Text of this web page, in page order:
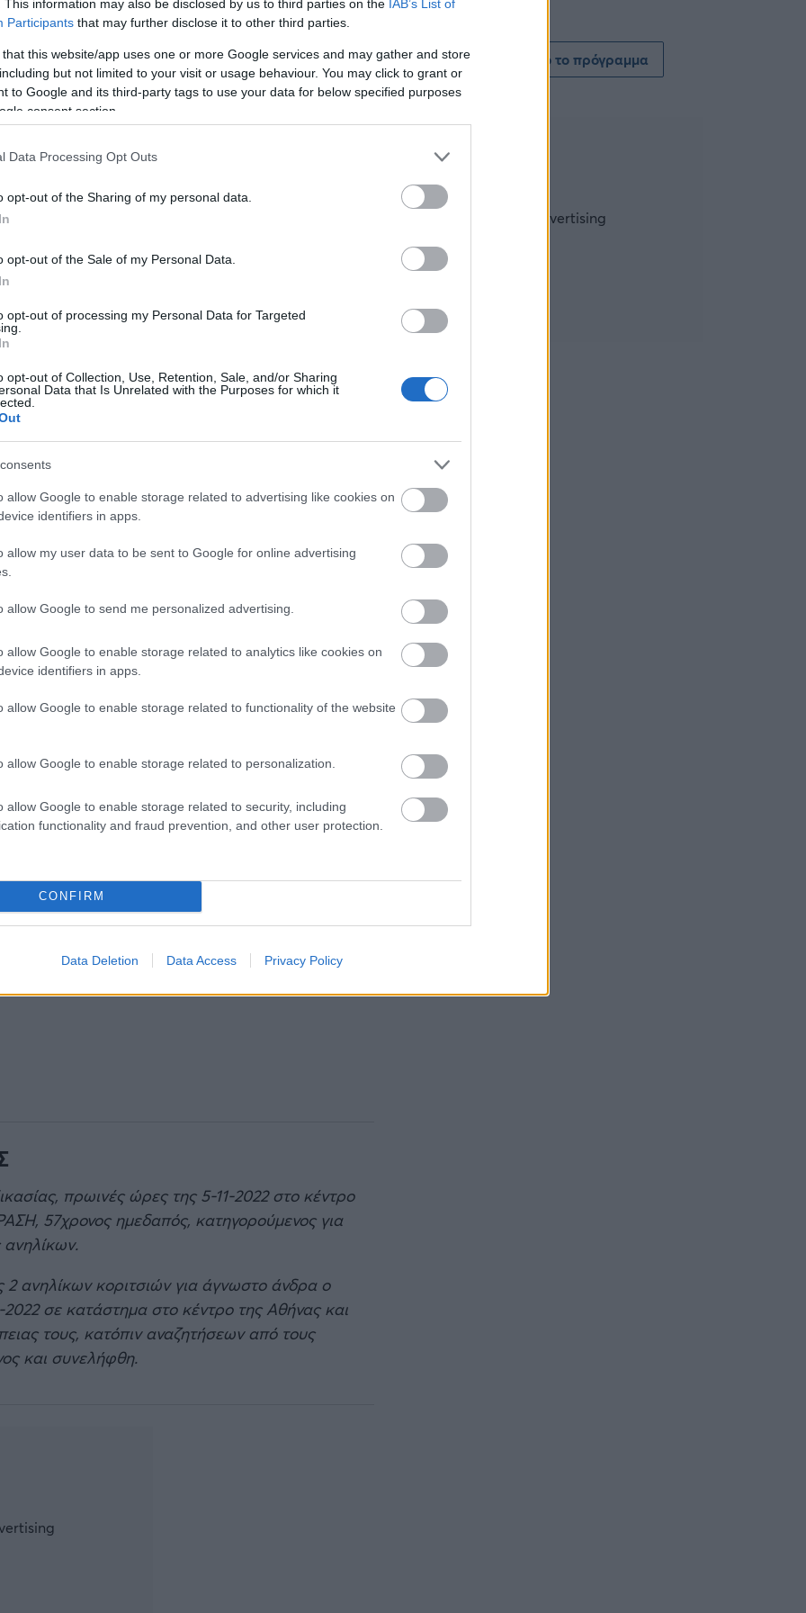
This information may also be disclosed by us to third parties on the IAB’s List of
Participants that may further disclose it to other third parties.
that this website/app uses one or more Google services and may gather and store
but not limited to your visit or usage behaviour. You may click to grant or
to Google and its third-party tags to use your data for below specified purposes
consent section.
Data Processing Opt Outs
opt-out of the Sharing of my personal data.
opt-out of the Sale of my Personal Data.
opt-out of processing my Personal Data for Targeted
opt-out of Collection, Use, Retention, Sale, and/or Sharing
Data that Is Unrelated with the Purposes for which it
allow Google to enable storage related to advertising like cookies on
identifiers in apps.
allow my user data to be sent to Google for online advertising
allow Google to send me personalized advertising.
allow Google to enable storage related to analytics like cookies on
identifiers in apps.
allow Google to enable storage related to functionality of the website
allow Google to enable storage related to personalization.
allow Google to enable storage related to security, including
functionality and fraud prevention, and other user protection.
CONFIRM
Data Deletion Data Access Privacy Policy
νεολαία,YoutuberκαιTikTokerαπασχόλησε τις
, ο συγκεκριμένος φέρεται να θώπευσε
της Αθήνας.
του FBI
άνδρες της ομάδας ΔΡΑΣΗ προχώρησαν στην
την περιοχή.
γενετήσιας αξιοπρέπειας σε βάρος
πρωινές ώρες της 5-11-2022 στο κέντρο
57χρονος ημεδαπός, κατηγορούμενος για
2 ανηλίκων κοριτσιών για άγνωστο άνδρα ο
σε κατάστημα στο κέντρο της Αθήνας και
τους, κατόπιν αναζητήσεων από τους
και συνελήφθη.
Δείτε όλο το πρόγραμμα